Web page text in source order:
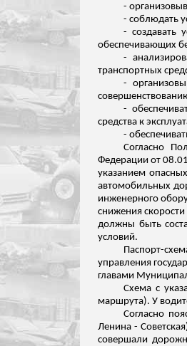
-
- соблюдать
- создавать
обеспечивающих
-
транспортных
-
-
средства к
-
Согласно
Федерации от
указанием
автомобильных
инженерного
снижения
должны быть
условий.
Паспорт-
управления
главами
Схема с
маршрута). У
Согласно
Ленина -
совершали